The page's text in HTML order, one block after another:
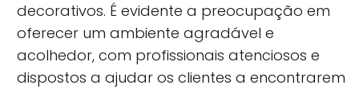
decorativos. É evidente a preocupação em
oferecer um ambiente agradável e
acolhedor, com profissionais atenciosos e
dispostos a ajudar os clientes a encontrarem